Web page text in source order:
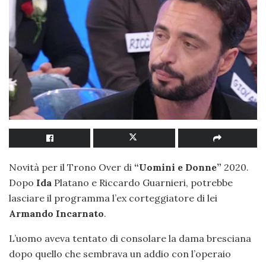
Novità per il Trono Over di “Uomini e Donne” 2020.
Dopo Ida Platano e Riccardo Guarnieri, potrebbe
lasciare il programma l’ex corteggiatore di lei
Armando Incarnato.
L’uomo aveva tentato di consolare la dama bresciana
dopo quello che sembrava un addio con l’operaio